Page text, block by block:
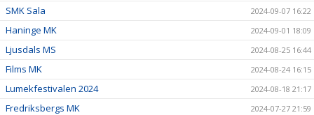
SMK Sala 2024-09-07 16:22
Haninge MK 2024-09-01 18:09
Ljusdals MS 2024-08-25 16:44
Films MK 2024-08-24 16:15
Lumekfestivalen 2024 2024-08-18 21:17
Fredriksbergs MK 2024-07-27 21:59